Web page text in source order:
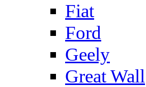
Fiat
Ford
Geely
Great Wall